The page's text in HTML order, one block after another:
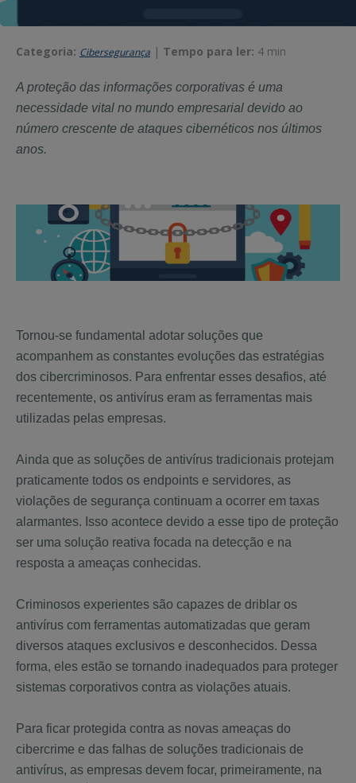
Categoria: Cibersegurança | Tempo para ler: 4 min
A proteção das informações corporativas é uma
necessidade vital no mundo empresarial devido ao
número crescente de ataques cibernéticos nos últimos
anos.
Tornou-se fundamental adotar soluções que
acompanhem as constantes evoluções das estratégias
dos cibercriminosos. Para enfrentar esses desafios, até
recentemente, os antivírus eram as ferramentas mais
utilizadas pelas empresas.
Ainda que as soluções de antivírus tradicionais protejam
praticamente todos os endpoints e servidores, as
violações de segurança continuam a ocorrer em taxas
alarmantes. Isso acontece devido a esse tipo de proteção
ser uma solução reativa focada na detecção e na
resposta a ameaças conhecidas.
Criminosos experientes são capazes de driblar os
antivírus com ferramentas automatizadas que geram
diversos ataques exclusivos e desconhecidos. Dessa
forma, eles estão se tornando inadequados para proteger
sistemas corporativos contra as violações atuais.
Para ficar protegida contra as novas ameaças do
cibercrime e das falhas de soluções tradicionais de
antivírus, as empresas devem focar, primeiramente, na